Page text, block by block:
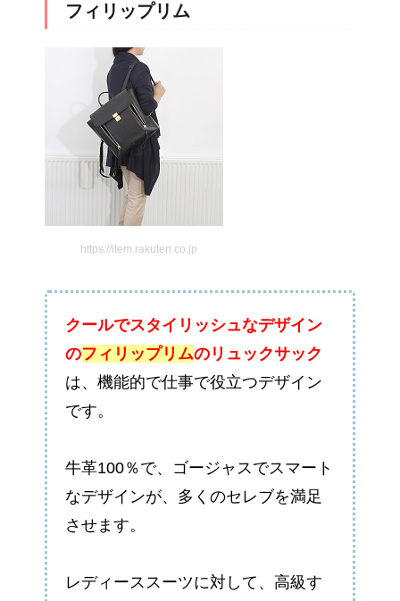
フィリップリム
https://item.rakuten.co.jp
クールでスタイリッシュなデザイン
のフィリップリムのリュックサック
は、機能的で仕事で役立つデザイン
です。
牛革100％で、ゴージャスでスマート
なデザインが、多くのセレブを満足
させます。
レディーススーツに対して、高級す